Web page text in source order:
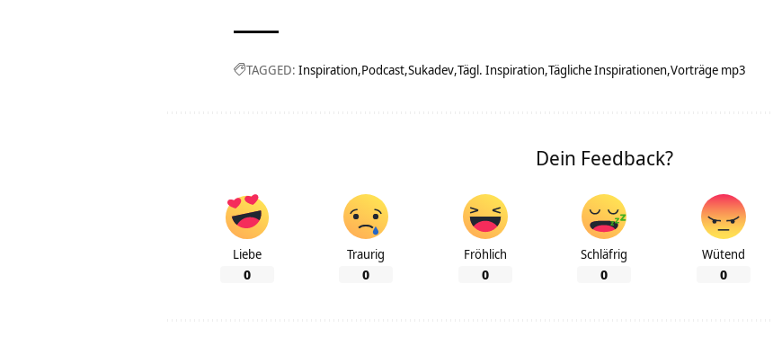
TAGGED: Inspiration Podcast Sukadev Tägl. Inspiration Tägliche Inspirationen Vorträge mp3
Dein Feedback?
Liebe
0
Traurig
0
Fröhlich
0
Schläfrig
0
Wütend
0